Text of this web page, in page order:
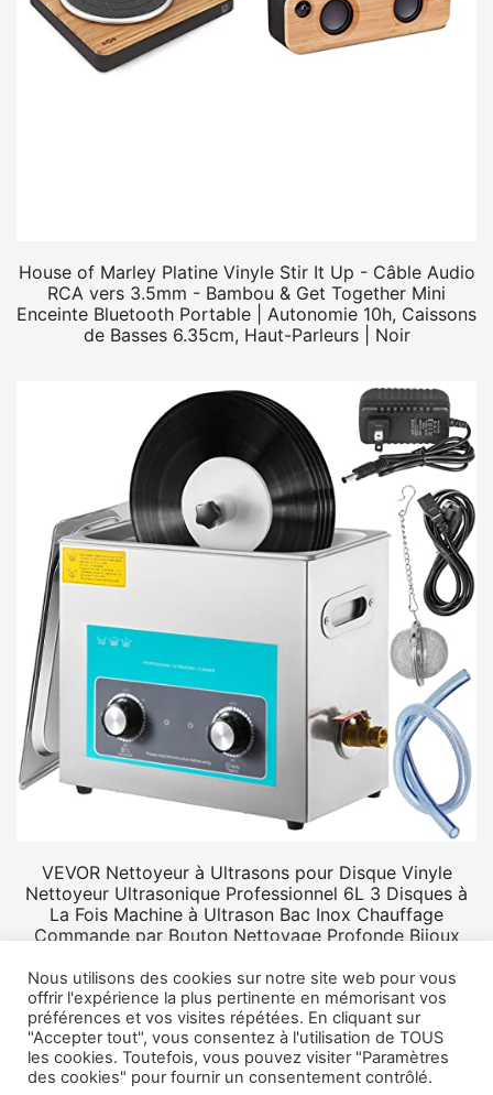
House of Marley Platine Vinyle Stir It Up - Câble Audio
RCA vers 3.5mm - Bambou & Get Together Mini
Enceinte Bluetooth Portable | Autonomie 10h, Caissons
de Basses 6.35cm, Haut-Parleurs | Noir
VEVOR Nettoyeur à Ultrasons pour Disque Vinyle
Nettoyeur Ultrasonique Professionnel 6L 3 Disques à
La Fois Machine à Ultrason Bac Inox Chauffage
Commande par Bouton Nettoyage Profonde Bijoux
© 2026 Rangement vinyle.Mentions légales
Nous utilisons des cookies sur notre site web pour vous
offrir l'expérience la plus pertinente en mémorisant vos
préférences et vos visites répétées. En cliquant sur
"Accepter tout", vous consentez à l'utilisation de TOUS
les cookies. Toutefois, vous pouvez visiter "Paramètres
des cookies" pour fournir un consentement contrôlé.